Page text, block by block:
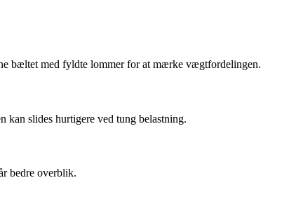
bæltet med fyldte lommer for at mærke vægtfordelingen.
slides hurtigere ved tung belastning.
bedre overblik.